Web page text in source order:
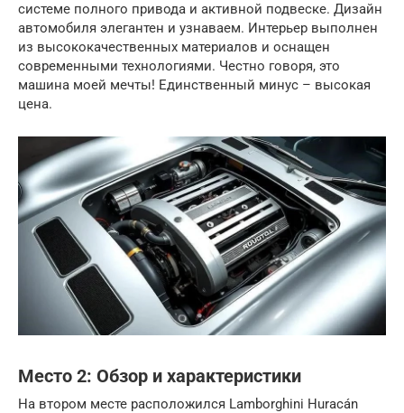
системе полного привода и активной подвеске. Дизайн
автомобиля элегантен и узнаваем. Интерьер выполнен
из высококачественных материалов и оснащен
современными технологиями. Честно говоря, это
машина моей мечты! Единственный минус – высокая
цена.
Место 2: Обзор и характеристики
На втором месте расположился Lamborghini Huracán